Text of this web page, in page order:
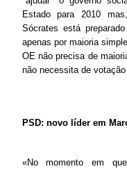
Estado para 2010
Sócrates está
apenas por maioria
OE não precisa de
não necessita de
PSD: novo líder em
«No momento em